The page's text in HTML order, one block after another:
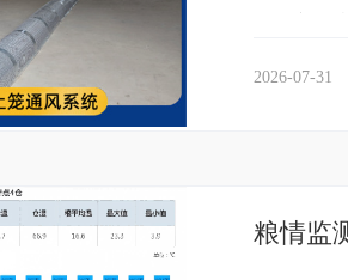
2026-07-31
粮情监